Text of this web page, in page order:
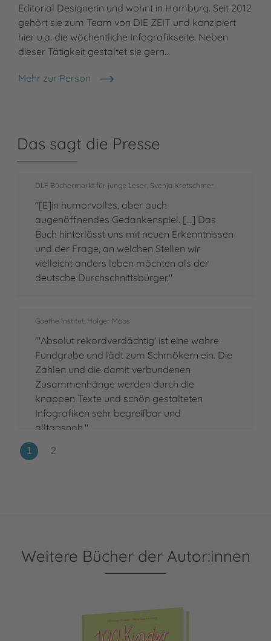
Editorial Designerin und wohnt in Hamburg. Seit 2012
gehört sie zum Team von DIE ZEIT und konzipiert
hier u.a. die wöchentliche Infografikseite. Neben
dieser Tätigkeit gestaltet sie gern…
Mehr zur Person
Nora Coenenberg
Das sagt die Presse
DLF Büchermarkt für junge Leser, Svenja Kretschmer
"[E]in humorvolles, aber auch
augenöffnendes Gedankenspiel. [...] Das
Buch hinterlässt uns mit neuen Erkenntnissen
und der Frage, an welchen Stellen wir
vielleicht anders leben möchten als der
deutsche Durchschnittsbürger."
Goethe Institut, Holger Moos
"'Absolut rekordverdächtig' ist eine wahre
Fundgrube und lädt zum Schmökern ein. Die
Zahlen und die damit verbundenen
Zusammenhänge werden durch die
knappen Texte und schön gestalteten
Infografiken sehr begreifbar und
alltagsnah."
Weitere Bücher der Autor:innen